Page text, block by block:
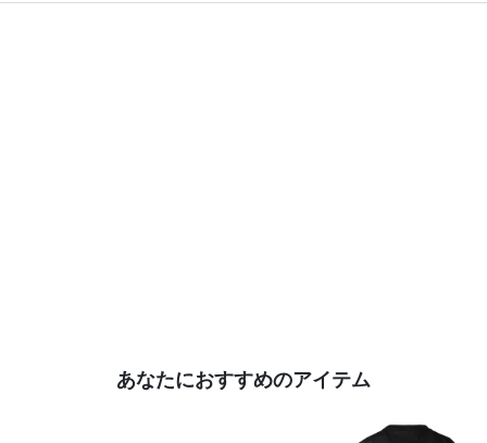
あなたにおすすめのアイテム